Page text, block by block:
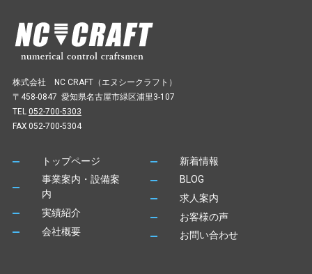
株式会社 NC CRAFT（エヌシークラフト）
〒458-0847 愛知県名古屋市緑区浦里3-107
TEL 052-700-5303
FAX 052-700-5304
トップページ
事業案内・設備案
内
実績紹介
会社概要
新着情報
BLOG
求人案内
お客様の声
お問い合わせ